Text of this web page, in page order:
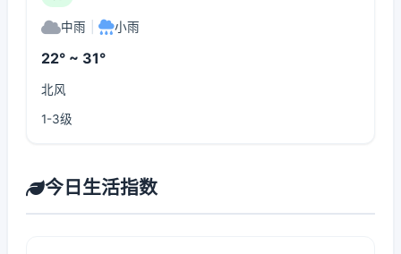
中雨 小雨
22° ~ 31°
北风
1-3级
今日生活指数